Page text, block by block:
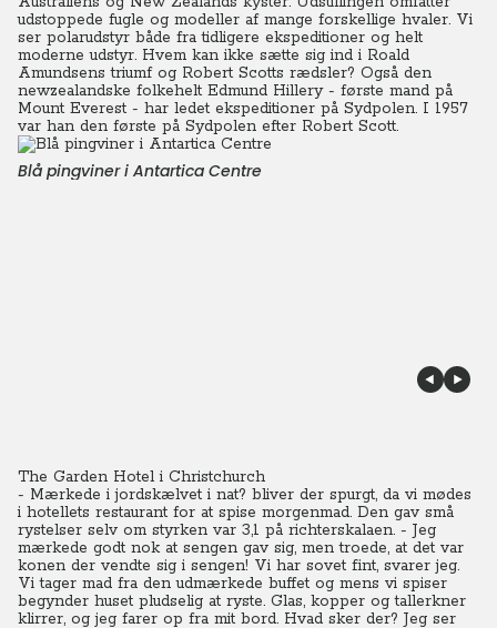
udstoppede fugle og modeller af mange forskellige hvaler. Vi
ser polarudstyr både fra tidligere ekspeditioner og helt
moderne udstyr. Hvem kan ikke sætte sig ind i Roald
Amundsens triumf og Robert Scotts rædsler? Også den
newzealandske folkehelt Edmund Hillery - første mand på
Mount Everest - har ledet ekspeditioner på Sydpolen. I 1957
var han den første på Sydpolen efter Robert Scott.
Blå pingviner i Antartica Centre
The Garden Hotel i Christchurch
- Mærkede i jordskælvet i nat? bliver der spurgt, da vi mødes
i hotellets restaurant for at spise morgenmad. Den gav små
rystelser selv om styrken var 3,1 på richterskalaen. - Jeg
mærkede godt nok at sengen gav sig, men troede, at det var
konen der vendte sig i sengen! Vi har sovet fint, svarer jeg.
Vi tager mad fra den udmærkede buffet og mens vi spiser
begynder huset pludselig at ryste. Glas, kopper og tallerkner
klirrer, og jeg farer op fra mit bord. Hvad sker der? Jeg ser